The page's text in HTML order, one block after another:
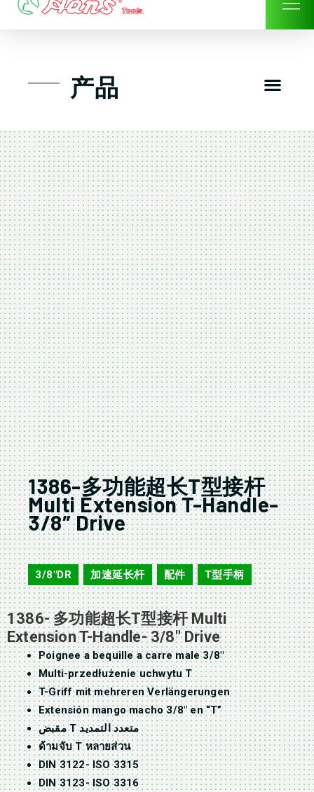
Skip
产品
1386-多功能超长T型接杆
Multi Extension T-Handle-
3/8″ Drive
1386
3/8"DR , 加速延长杆 , 配件 , T型手柄
1386- 多功能超长T型接杆 Multi
Extension T-Handle- 3/8″ Drive
Poignee a bequille a carre male 3/8″
Multi-przedłużenie uchwytu T
T-Griff mit mehreren Verlängerungen
Extensión mango macho 3/8″ en “T”
مقبض T متعدد التمديد
ด้ามจับ T หลายส่วน
DIN 3122- ISO 3315
DIN 3123- ISO 3316